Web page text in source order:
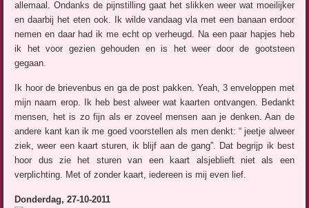
allemaal. Ondanks de pijnstilling gaat het slikken weer wat moeilijker
en daarbij het eten ook. Ik wilde vandaag vla met een banaan erdoor
nemen en daar had ik me echt op verheugd. Na een paar hapjes heb
ik het voor gezien gehouden en is het weer door de gootsteen
gegaan.
Ik hoor de brievenbus en ga de post pakken. Yeah, 3 enveloppen met
mijn naam erop. Ik heb best alweer wat kaarten ontvangen. Bedankt
mensen, het is zo fijn als er zoveel mensen aan je denken. Aan de
andere kant kan ik me goed voorstellen als men denkt: “ jeetje alweer
ziek, weer een kaart sturen, ik blijf aan de gang”. Dat begrijp ik best
hoor dus zie het sturen van een kaart alsjeblieft niet als een
verplichting. Met of zonder kaart, iedereen is mij even lief.
Donderdag, 27-10-2011